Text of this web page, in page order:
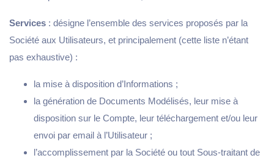
Services : désigne l’ensemble des services proposés par la
Société aux Utilisateurs, et principalement (cette liste n’étant
pas exhaustive) :
la mise à disposition d’Informations ;
la génération de Documents Modélisés, leur mise à
disposition sur le Compte, leur téléchargement et/ou leur
envoi par email à l’Utilisateur ;
l’accomplissement par la Société ou tout Sous-traitant de